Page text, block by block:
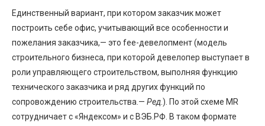
Единственный вариант, при котором заказчик может
построить себе офис, учитывающий все особенности и
пожелания заказчика,— это fee-девелопмент (модель
строительного бизнеса, при которой девелопер выступает в
роли управляющего строительством, выполняя функцию
технического заказчика и ряд других функций по
сопровождению строительства.— Ред.). По этой схеме MR
сотрудничает с «Яндексом» и с ВЭБ.РФ. В таком формате